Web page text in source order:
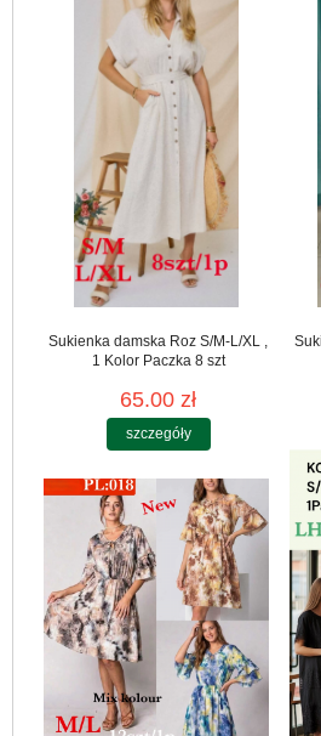
Sukienka damska Roz S/M-L/XL ,
1 Kolor Paczka 8 szt
65.00 zł
szczegóły